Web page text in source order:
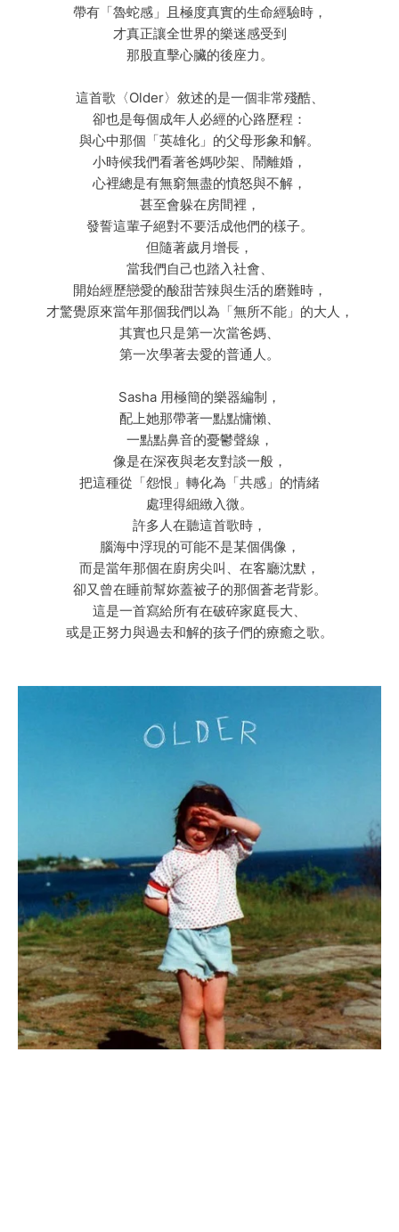
帶有「魯蛇感」且極度真實的生命經驗時，
才真正讓全世界的樂迷感受到
那股直擊心臟的後座力。
這首歌〈Older〉敘述的是一個非常殘酷、
卻也是每個成年人必經的心路歷程：
與心中那個「英雄化」的父母形象和解。
小時候我們看著爸媽吵架、鬧離婚，
心裡總是有無窮無盡的憤怒與不解，
甚至會躲在房間裡，
發誓這輩子絕對不要活成他們的樣子。
但隨著歲月增長，
當我們自己也踏入社會、
開始經歷戀愛的酸甜苦辣與生活的磨難時，
才驚覺原來當年那個我們以為「無所不能」的大人，
其實也只是第一次當爸媽、
第一次學著去愛的普通人。
Sasha 用極簡的樂器編制，
配上她那帶著一點點慵懶、
一點點鼻音的憂鬱聲線，
像是在深夜與老友對談一般，
把這種從「怨恨」轉化為「共感」的情緒
處理得細緻入微。
許多人在聽這首歌時，
腦海中浮現的可能不是某個偶像，
而是當年那個在廚房尖叫、在客廳沈默，
卻又曾在睡前幫妳蓋被子的那個蒼老背影。
這是一首寫給所有在破碎家庭長大、
或是正努力與過去和解的孩子們的療癒之歌。